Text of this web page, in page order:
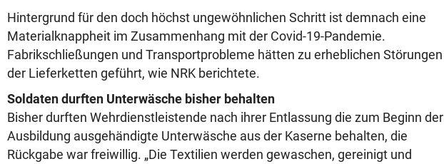
Hintergrund für den doch höchst ungewöhnlichen Schritt ist demnach eine
Materialknappheit im Zusammenhang mit der Covid-19-Pandemie.
Fabrikschließungen und Transportprobleme hätten zu erheblichen Störungen
der Lieferketten geführt, wie NRK berichtete.
Soldaten durften Unterwäsche bisher behalten
Bisher durften Wehrdienstleistende nach ihrer Entlassung die zum Beginn der
Ausbildung ausgehändigte Unterwäsche aus der Kaserne behalten, die
Rückgabe war freiwillig. „Die Textilien werden gewaschen, gereinigt und